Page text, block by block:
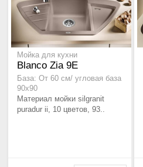
Мойка для кухни
Blanco Zia 9E
База: От 60 см/ угловая база
90x90
Материал мойки silgranit
puradur ii, 10 цветов, 93..